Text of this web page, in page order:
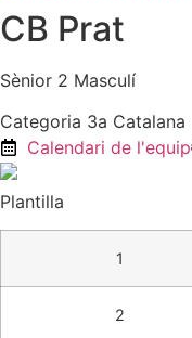
CB Prat
Sènior 2 Masculí
Categoria 3a Catalana
Calendari de l'equip
Plantilla
1
2